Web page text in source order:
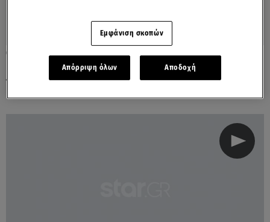
Πρίγκιπας Γουίλιαμ & Κέιτ: Κι όμως πήραν
το μετρό και πήγαν για μπίρες!
Εμφάνιση σκοπών
Απόρριψη όλων Αποδοχή